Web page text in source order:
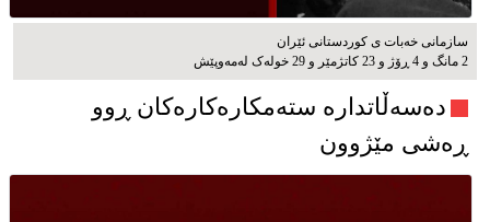
سازمانی خەبات ی كوردستانی ئێران
2 مانگ و 4 ڕۆژ و 23 کاتژمێر و 29 خوله‌ک له‌مه‌وپێش‌
دەسەڵاتدارە ستەمکارەکارەکان ڕوو
ڕەشی مێژوون